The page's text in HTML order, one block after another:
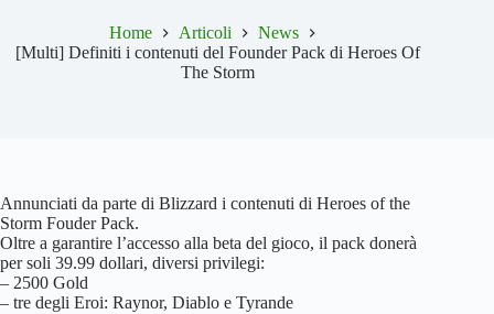
Home Articoli
News
[Multi] Definiti i contenuti del Founder Pack di Heroes Of
The Storm
Annunciati da parte di Blizzard i contenuti di Heroes of the
Storm Fouder Pack.
Oltre a garantire l’accesso alla beta del gioco, il pack donerà
per soli 39.99 dollari, diversi privilegi:
– 2500 Gold
– tre degli Eroi: Raynor, Diablo e Tyrande